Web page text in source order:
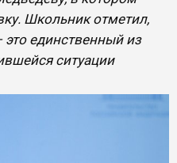
Школьник отметил,
это единственный из
ситуации